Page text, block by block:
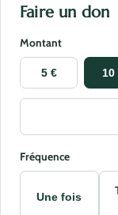
Faire un don
Montant
5 € 10
Fréquence
Une fois